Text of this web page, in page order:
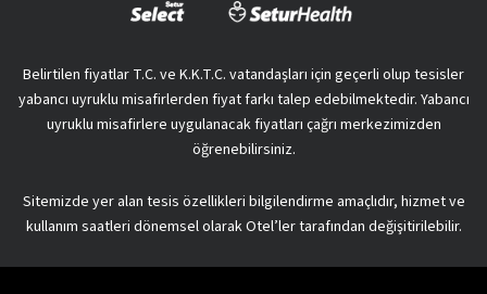
Belirtilen fiyatlar T.C. ve K.K.T.C. vatandaşları için geçerli olup tesisler
yabancı uyruklu misafirlerden fiyat farkı talep edebilmektedir. Yabancı
uyruklu misafirlere uygulanacak fiyatları çağrı merkezimizden
öğrenebilirsiniz.
Sitemizde yer alan tesis özellikleri bilgilendirme amaçlıdır, hizmet ve
kullanım saatleri dönemsel olarak Otel’ler tarafından değişitirilebilir.